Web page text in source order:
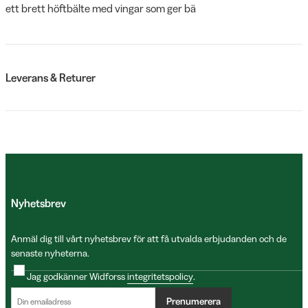
ett brett höftbälte med vingar som ger bä
Leverans & Returer
Nyhetsbrev
Anmäl dig till vårt nyhetsbrev för att få utvalda erbjudanden och de
senaste nyheterna.
Jag godkänner Widforssintegritetspolicy.
Prenumerera